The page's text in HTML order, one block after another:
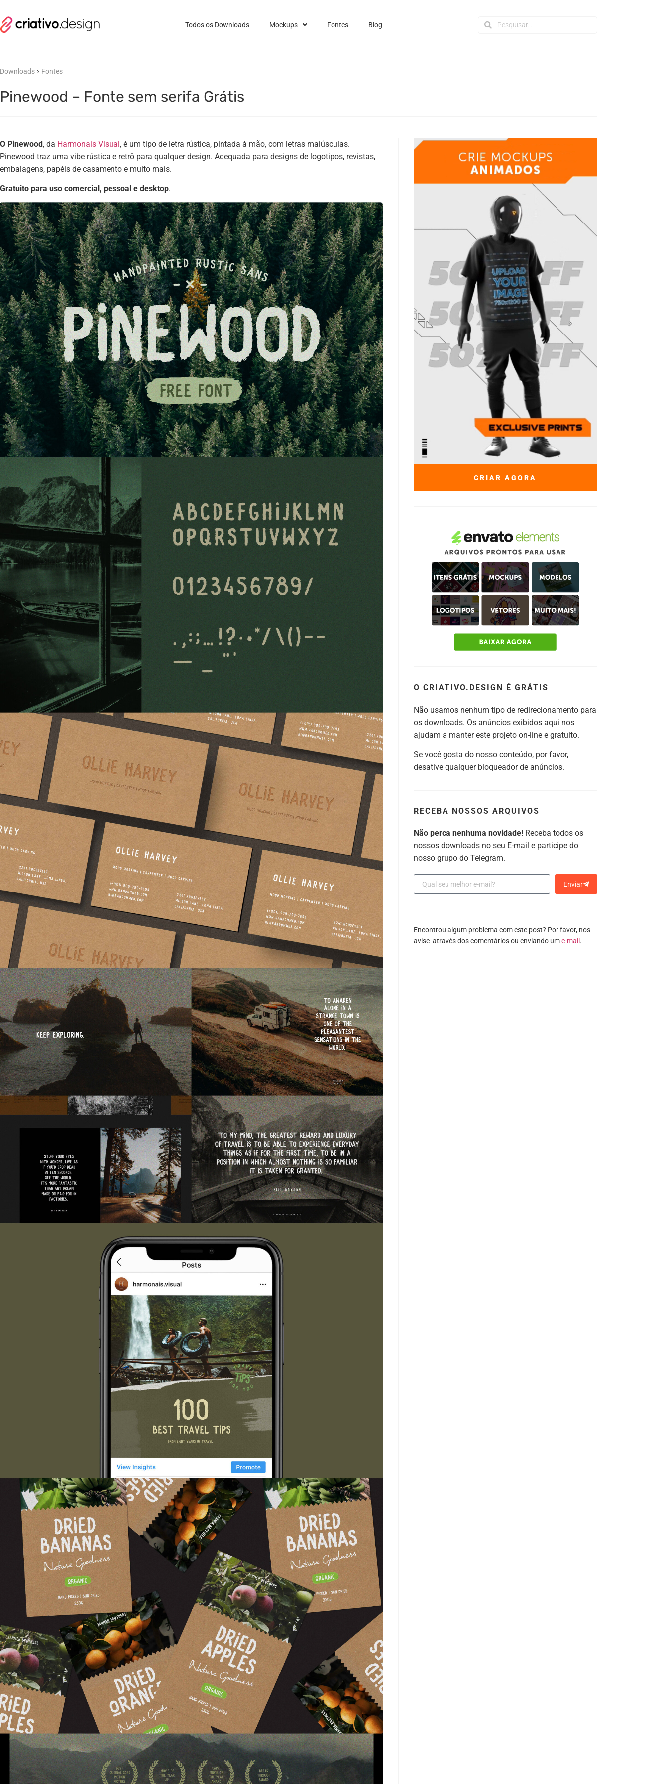
Todos os Downloads Mockups Fontes Blog
Downloads › Fontes
Pinewood – Fonte sem serifa Grátis
O Pinewood, da Harmonais Visual, é um tipo de letra rústica, pintada à mão, com letras maiúsculas.
Pinewood traz uma vibe rústica e retrô para qualquer design. Adequada para designs de logotipos, revistas,
embalagens, papéis de casamento e muito mais.
Gratuito para uso comercial, pessoal e desktop.
CRIAR AGORA
O CRIATIVO.DESIGN É GRÁTIS
Não usamos nenhum tipo de redirecionamento para
os downloads. Os anúncios exibidos aqui nos
ajudam a manter este projeto on-line e gratuito.
Se você gosta do nosso conteúdo, por favor,
desative qualquer bloqueador de anúncios.
RECEBA NOSSOS ARQUIVOS
Não perca nenhuma novidade!Receba todos os
nossos downloads no seu E-mail e participe do
nosso grupo do Telegram.
Enviar
Encontrou algum problema com este post? Por favor, nos
avise através dos comentários ou enviando ume-mail .